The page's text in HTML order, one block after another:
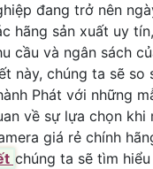
đang trở nên
hãng sản xuất uy
cầu và ngân sách
này, chúng ta sẽ so
Phát với những
về sự lựa chọn khi
giá rẻ chính
chúng ta sẽ tìm